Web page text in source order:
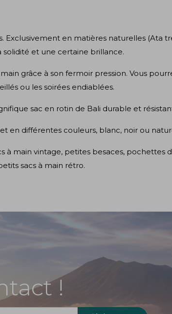
Exclusivement en matières naturelles (Ata
et une certaine brillance.
grâce à son fermoir pression. Vous
ou les soirées endiablées.
sac en rotin de Bali durable et
en différentes couleurs, blanc, noir ou
à main vintage, petites besaces, pochettes
sacs à main rétro.
!